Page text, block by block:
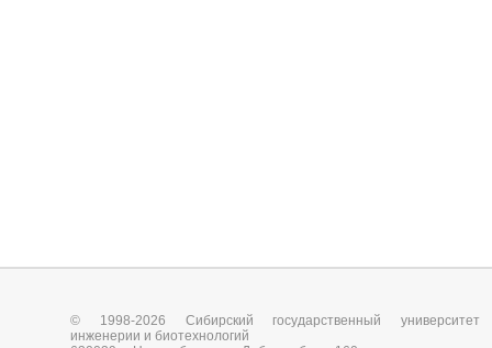
© 1998-2026 Сибирский государственный университет
инженерии и биотехнологий